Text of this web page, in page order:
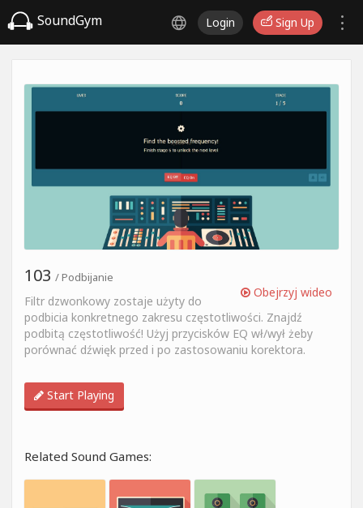
SoundGym Login Sign Up
Obejrzyj wideo
103 / Podbijanie
Filtr dzwonkowy zostaje użyty do
podbicia konkretnego zakresu częstotliwości. Znajdź
podbitą częstotliwość! Użyj przycisków EQ wł/wył żeby
porównać dźwięk przed i po zastosowaniu korektora.
Start Playing
Related Sound Games: